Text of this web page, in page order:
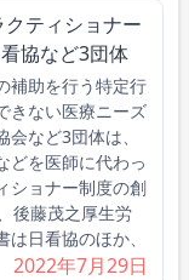
クティショナー
協など3団体
補助を行う特定行
きない医療ニーズ
など3団体は、
どを医師に代わっ
ショナー制度の創
後藤茂之厚生労
日看協のほか、
2022年7月29日